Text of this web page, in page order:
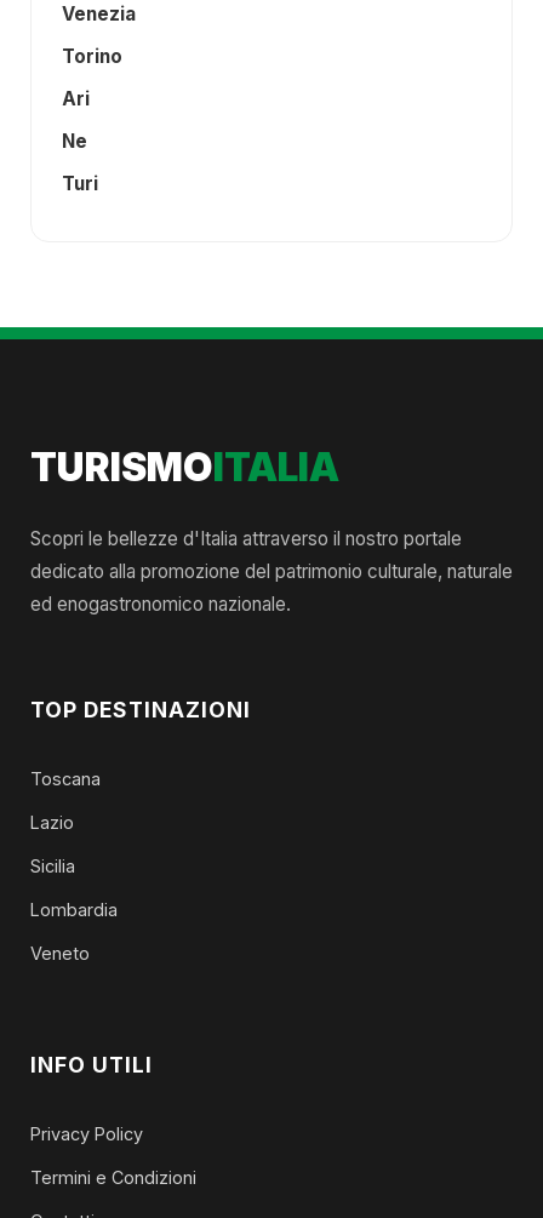
Venezia
Torino
Ari
Ne
Turi
TURISMOITALIA
Scopri le bellezze d'Italia attraverso il nostro portale
dedicato alla promozione del patrimonio culturale, naturale
ed enogastronomico nazionale.
TOP DESTINAZIONI
Toscana
Lazio
Sicilia
Lombardia
Veneto
INFO UTILI
Privacy Policy
Termini e Condizioni